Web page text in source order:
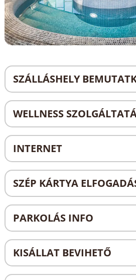
SZÁLLÁSHELY
WELLNESS
INTERNET
SZÉP KÁRTYA
PARKOLÁS INFO
KISÁLLAT BEVIHETŐ